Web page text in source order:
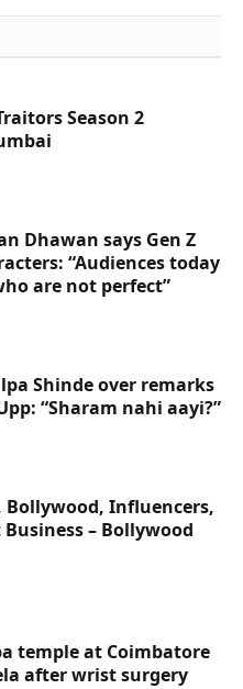
Season 2
Dhawan says Gen Z
“Audiences today
are not perfect”
Shinde over remarks
“Sharam nahi aayi?”
Influencers,
– Bollywood
temple at Coimbatore
after wrist surgery